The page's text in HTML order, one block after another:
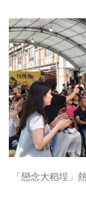
「戀念大稻埕」